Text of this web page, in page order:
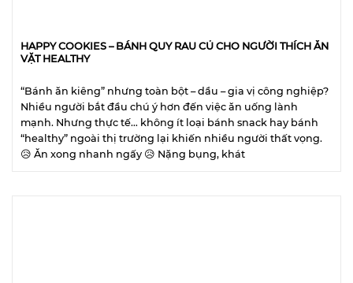
HAPPY COOKIES – BÁNH QUY RAU CỦ CHO NGƯỜI THÍCH ĂN
VẶT HEALTHY
“Bánh ăn kiêng” nhưng toàn bột – dầu – gia vị công nghiệp?
Nhiều người bắt đầu chú ý hơn đến việc ăn uống lành
mạnh. Nhưng thực tế… không ít loại bánh snack hay bánh
“healthy” ngoài thị trường lại khiến nhiều người thất vọng.
😥 Ăn xong nhanh ngấy 😥 Nặng bụng, khát